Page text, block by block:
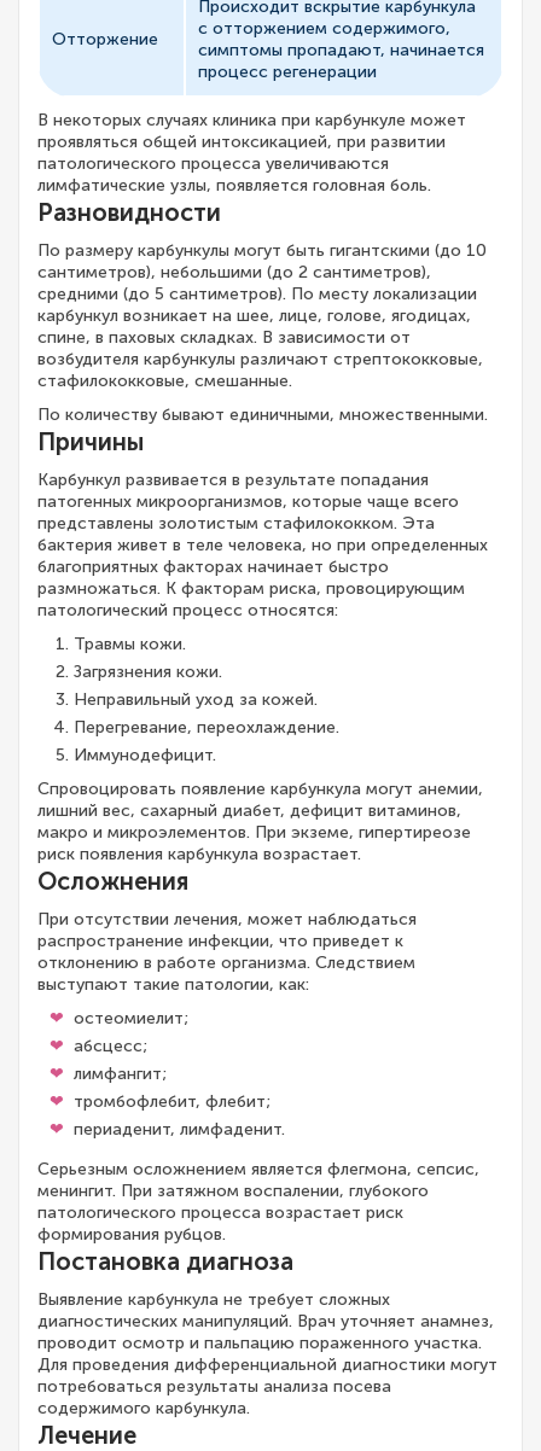
Отторжение
Происходит вскрытие карбункула
с отторжением содержимого,
симптомы пропадают, начинается
процесс регенерации
В некоторых случаях клиника при карбункуле может
проявляться общей интоксикацией, при развитии
патологического процесса увеличиваются
лимфатические узлы, появляется головная боль.
Разновидности
По размеру карбункулы могут быть гигантскими (до 10
сантиметров), небольшими (до 2 сантиметров),
средними (до 5 сантиметров). По месту локализации
карбункул возникает на шее, лице, голове, ягодицах,
спине, в паховых складках. В зависимости от
возбудителя карбункулы различают стрептококковые,
стафилококковые, смешанные.
По количеству бывают единичными, множественными.
Причины
Карбункул развивается в результате попадания
патогенных микроорганизмов, которые чаще всего
представлены золотистым стафилококком. Эта
бактерия живет в теле человека, но при определенных
благоприятных факторах начинает быстро
размножаться. К факторам риска, провоцирующим
патологический процесс относятся:
Травмы кожи.
Загрязнения кожи.
Неправильный уход за кожей.
Перегревание, переохлаждение.
Иммунодефицит.
Спровоцировать появление карбункула могут анемии,
лишний вес, сахарный диабет, дефицит витаминов,
макро и микроэлементов. При экземе, гипертиреозе
риск появления карбункула возрастает.
Осложнения
При отсутствии лечения, может наблюдаться
распространение инфекции, что приведет к
отклонению в работе организма. Следствием
выступают такие патологии, как:
остеомиелит;
абсцесс;
лимфангит;
тромбофлебит, флебит;
периаденит, лимфаденит.
Серьезным осложнением является флегмона, сепсис,
менингит. При затяжном воспалении, глубокого
патологического процесса возрастает риск
формирования рубцов.
Постановка диагноза
Выявление карбункула не требует сложных
диагностических манипуляций. Врач уточняет анамнез,
проводит осмотр и пальпацию пораженного участка.
Для проведения дифференциальной диагностики могут
потребоваться результаты анализа посева
содержимого карбункула.
Лечение